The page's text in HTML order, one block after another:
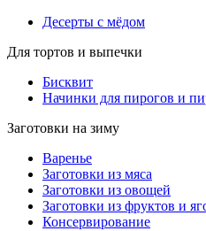
Десерты с мёдом
Для тортов и выпечки
Бисквит
Начинки для пирогов и
Заготовки на зиму
Варенье
Заготовки из мяса
Заготовки из овощей
Заготовки из фруктов и
Консервирование